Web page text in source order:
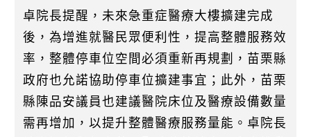
卓院長提醒，未來急重症醫療大樓擴建完成
後，為增進就醫民眾便利性，提高整體服務效
率，整體停車位空間必須重新再規劃，苗栗縣
政府也允諾協助停車位擴建事宜；此外，苗栗
縣陳品安議員也建議醫院床位及醫療設備數量
需再增加，以提升整體醫療服務量能。卓院長